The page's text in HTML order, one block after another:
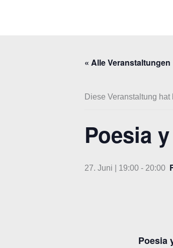
« Alle Veranstaltungen
Diese Veranstaltung
Poesia
27. Juni | 19:00 - 20:00
Poesia